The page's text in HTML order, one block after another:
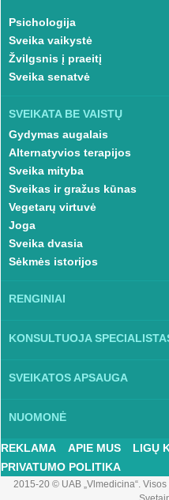
Psichologija
Sveika vaikystė
Žvilgsnis į praeitį
Sveika senatvė
SVEIKATA BE VAISTŲ
Gydymas augalais
Alternatyvios terapijos
Sveika mityba
Sveikas ir gražus kūnas
Vegetarų virtuvė
Joga
Sveika dvasia
Sėkmės istorijos
RENGINIAI
KONSULTUOJA
SVEIKATOS APSAUGA
NUOMONĖ
REKLAMA APIE MUS LIGŲ
PRIVATUMO POLITIKA
2015-20 © UAB „Vlmedicina“.